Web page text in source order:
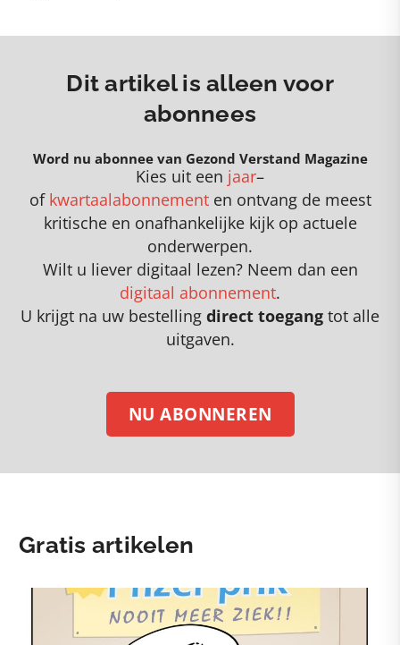
Dit artikel is alleen voor
abonnees
Word nu abonnee van Gezond Verstand Magazine
Kies uit een jaar–
of kwartaalabonnementen ontvang de meest
kritische en onafhankelijke kijk op actuele
onderwerpen.
Wilt u liever digitaal lezen? Neem dan een
digitaal abonnement.
U krijgt na uw bestelling direct toegang tot alle
uitgaven.
NU ABONNEREN
Gratis artikelen